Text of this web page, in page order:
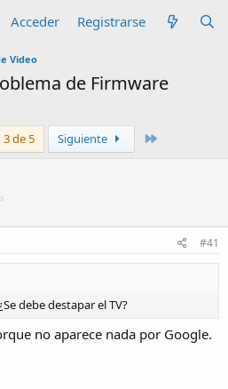
Acceder Registrarse
Video
de Firmware
3 de 5 Siguiente
#41
debe destapar el TV?
no aparece nada por Google.